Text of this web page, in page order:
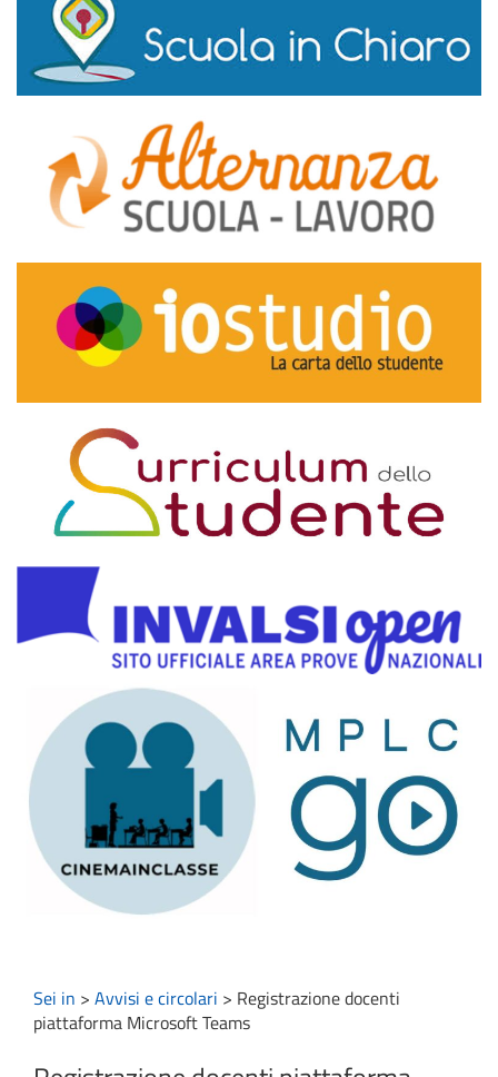
Sei in > Avvisi e circolari > Registrazione docenti
piattaforma Microsoft Teams